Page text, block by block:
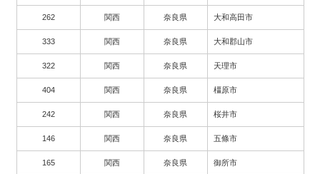
262 関西 奈良県 大和高田市
333 関西 奈良県 大和郡山市
322 関西 奈良県 天理市
404 関西 奈良県 橿原市
242 関西 奈良県 桜井市
146 関西 奈良県 五條市
165 関西 奈良県 御所市